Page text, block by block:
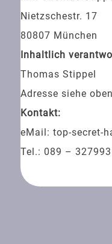
Nietzschestr. 17
80807 München
Inhaltlich
Thomas Stippel
Adresse siehe oben
Kontakt:
eMail: top-secret-
Tel.: 089 –